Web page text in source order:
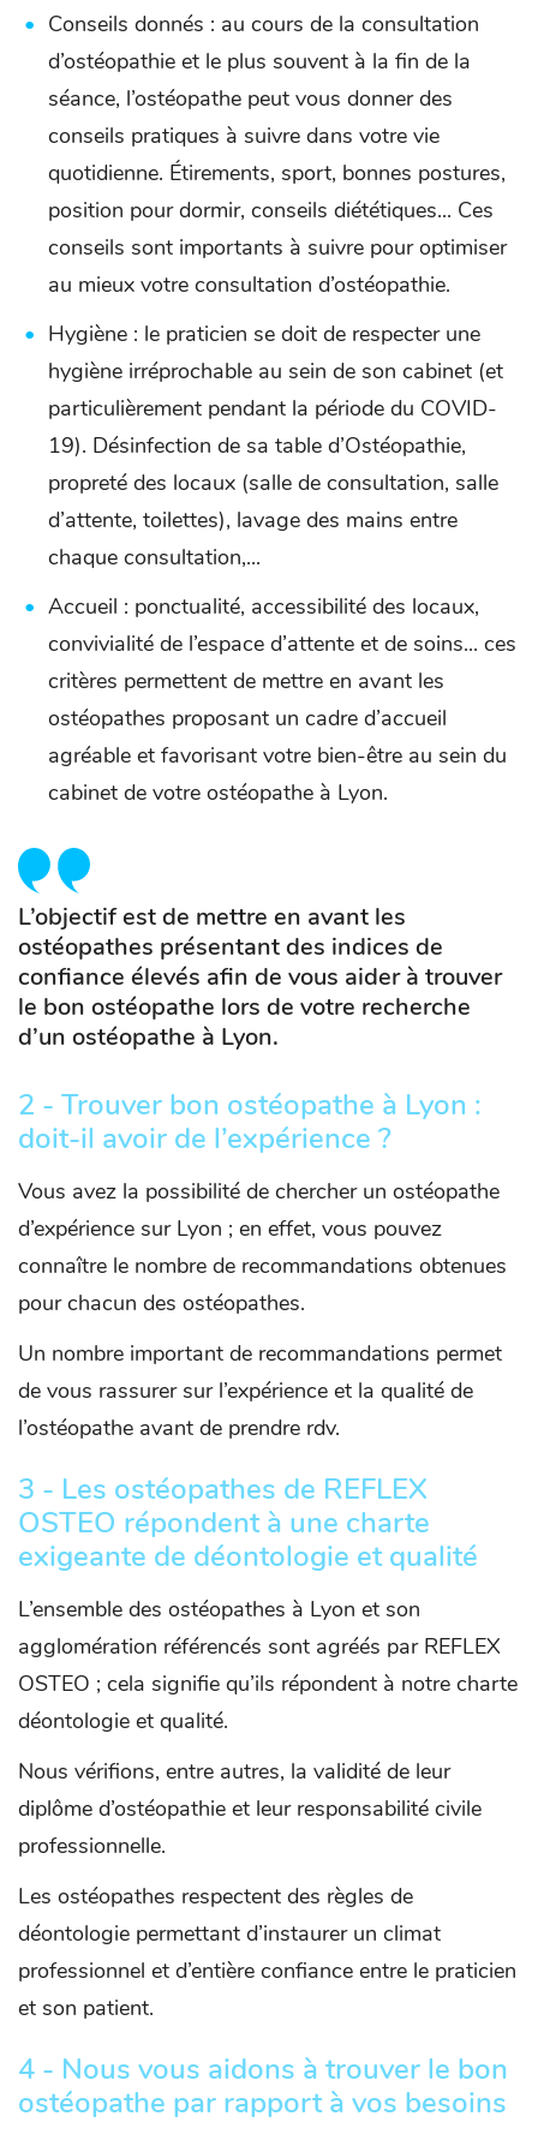
Conseils donnés : au cours de la consultation
d’ostéopathie et le plus souvent à la fin de la
séance, l’ostéopathe peut vous donner des
conseils pratiques à suivre dans votre vie
quotidienne. Étirements, sport, bonnes postures,
position pour dormir, conseils diététiques... Ces
conseils sont importants à suivre pour optimiser
au mieux votre consultation d’ostéopathie.
Hygiène : le praticien se doit de respecter une
hygiène irréprochable au sein de son cabinet (et
particulièrement pendant la période du COVID-
19). Désinfection de sa table d’Ostéopathie,
propreté des locaux (salle de consultation, salle
d’attente, toilettes), lavage des mains entre
chaque consultation,...
Accueil : ponctualité, accessibilité des locaux,
convivialité de l’espace d’attente et de soins... ces
critères permettent de mettre en avant les
ostéopathes proposant un cadre d’accueil
agréable et favorisant votre bien-être au sein du
cabinet de votre ostéopathe à Lyon.
L’objectif est de mettre en avant les
ostéopathes présentant des indices de
confiance élevés afin de vous aider à trouver
le bon ostéopathe lors de votre recherche
d’un ostéopathe à Lyon.
2 - Trouver bon ostéopathe à Lyon :
doit-il avoir de l’expérience ?
Vous avez la possibilité de chercher un ostéopathe
d’expérience sur Lyon ; en effet, vous pouvez
connaître le nombre de recommandations obtenues
pour chacun des ostéopathes.
Un nombre important de recommandations permet
de vous rassurer sur l’expérience et la qualité de
l’ostéopathe avant de prendre rdv.
3 - Les ostéopathes de REFLEX
OSTEO répondent à une charte
exigeante de déontologie et qualité
L’ensemble des ostéopathes à Lyon et son
agglomération référencés sont agréés par REFLEX
OSTEO ; cela signifie qu’ils répondent à notre charte
déontologie et qualité.
Nous vérifions, entre autres, la validité de leur
diplôme d’ostéopathie et leur responsabilité civile
professionnelle.
Les ostéopathes respectent des règles de
déontologie permettant d’instaurer un climat
professionnel et d’entière confiance entre le praticien
et son patient.
4 - Nous vous aidons à trouver le bon
ostéopathe par rapport à vos besoins